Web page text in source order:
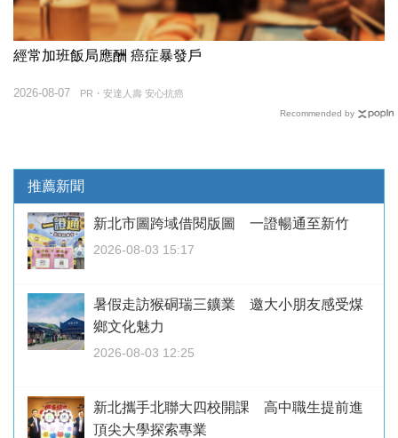
經常加班飯局應酬 癌症暴發戶
PR・安達人壽 安心抗癌
2026-08-07
Recommended by
推薦新聞
新北市圖跨域借閱版圖 一證暢通至新竹
2026-08-03 15:17
暑假走訪猴硐瑞三鑛業 邀大小朋友感受煤
鄉文化魅力
2026-08-03 12:25
新北攜手北聯大四校開課 高中職生提前進
頂尖大學探索專業